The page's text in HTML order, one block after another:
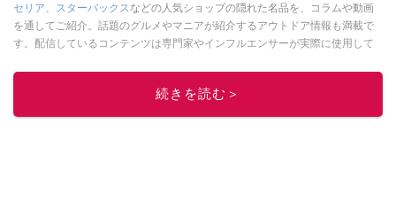
セリア
スターバックス などの人気ショップの隠れた名品を、コラムや動画
を通してご紹介。話題のグルメやマニアが紹介するアウトドア情報も満載で
す。配信しているコンテンツは専門家やインフルエンサーが実際に使用して
ニュースでフォロー
続きを読む＞